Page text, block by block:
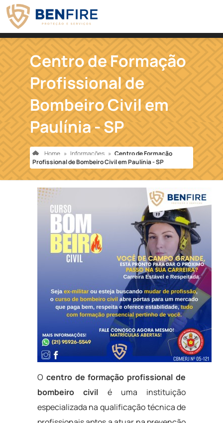
Centro de Formação
Profissional de
Bombeiro Civil em
Paulínia - SP
Home » Informações » Centro de Formação
Profissional de Bombeiro Civil em Paulínia - SP
O centro de formação profissional de
bombeiro civil é uma instituição
especializada na qualificação técnica de